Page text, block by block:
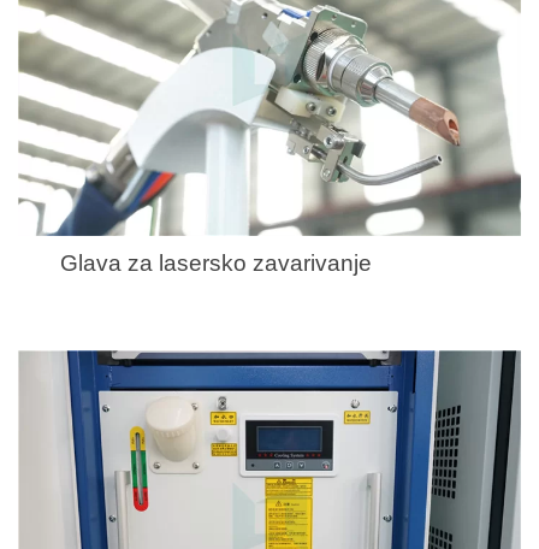
Glava za lasersko zavarivanje